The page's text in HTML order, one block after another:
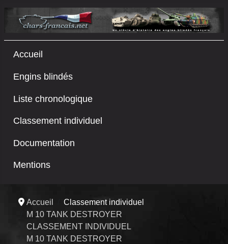
Accueil
Engins blindés
Liste chronologique
Classement individuel
Documentation
Mentions
Accueil
Classement individuel
M 10 TANK DESTROYER
CLASSEMENT INDIVIDUEL
M 10 TANK DESTROYER